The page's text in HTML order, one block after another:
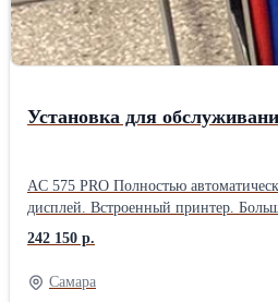
Установка для
AC 575 PRO Полностью
дисплей. Встроенный принтер. Большие (Offraod) задние колеса. Ресурс фильтра на 100 кг. Функция промывки контура кондиционера. Работы с гибридными автомобилями. Автоматические функции: Откачка и
242 150 р.
Самара